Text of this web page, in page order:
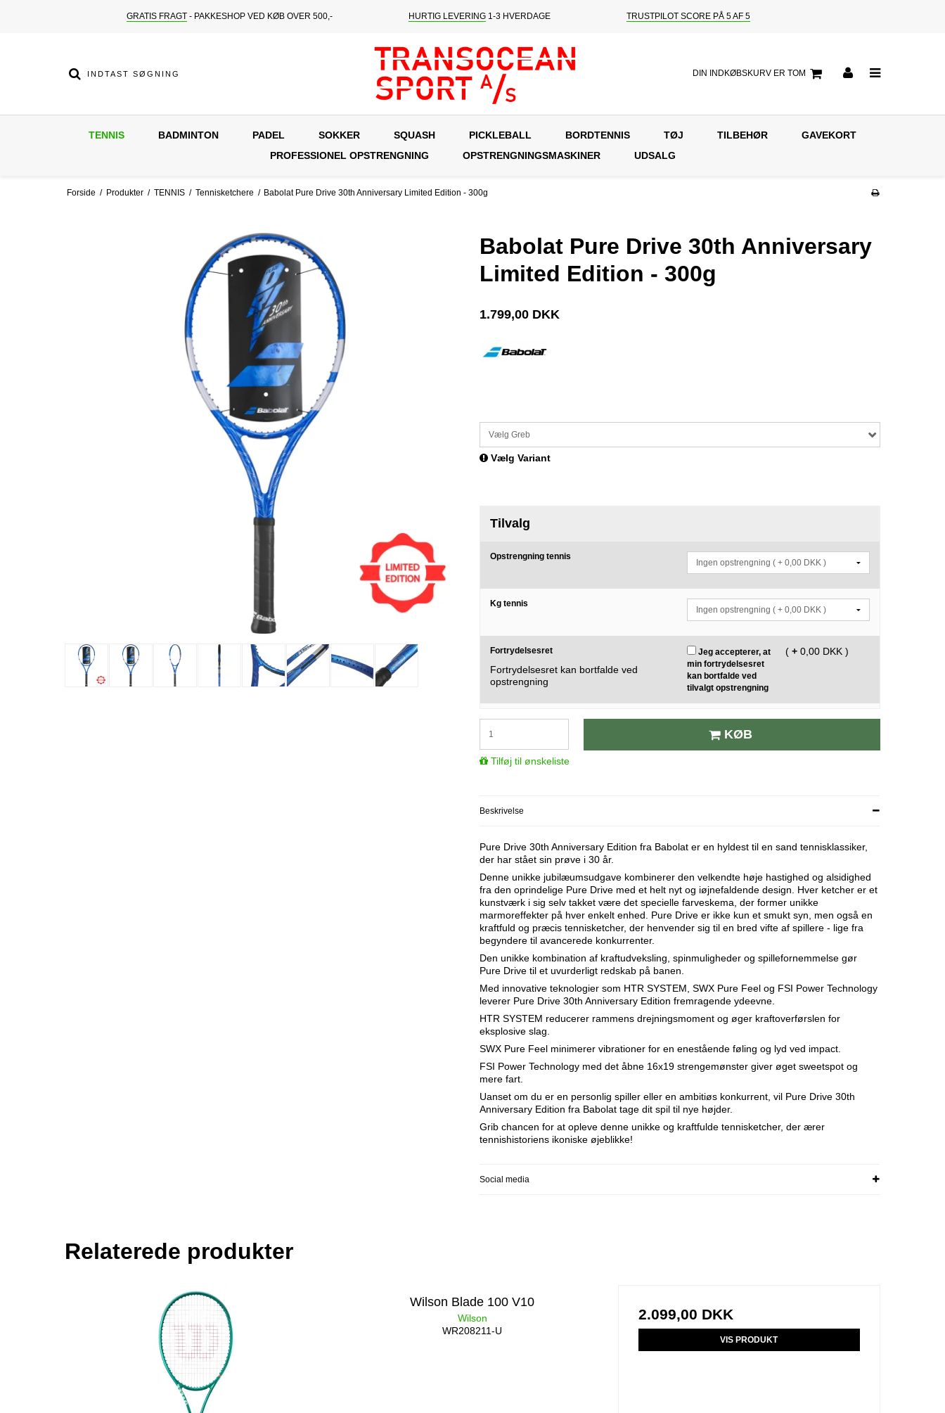
GRATIS FRAGT- PAKKESHOP VED KØB OVER 500,- HURTIG LEVERING1-3 HVERDAGE TRUSTPILOT SCORE PÅ 5 AF 5
DIN INDKØBSKURV ER TOM
TENNIS BADMINTON PADEL SOKKER SQUASH PICKLEBALL BORDTENNIS TØJ TILBEHØR
GAVEKORT
PROFESSIONEL OPSTRENGNING
OPSTRENGNINGSMASKINER UDSALG
Forside / Produkter / TENNIS / Tennisketchere / Babolat Pure Drive 30th Anniversary Limited Edition - 300g
Babolat Pure Drive 30th Anniversary
Limited Edition - 300g
1.799,00 DKK
Vælg Greb
Vælg Variant
Tilvalg
Opstrengning tennis
Kg tennis
Fortrydelsesret
Fortrydelsesret kan bortfalde ved
opstrengning
min fortrydelsesret
kan bortfalde ved
tilvalgt opstrengning
( + 0,00 DKK )
KØB
Tilføj til ønskeliste
Beskrivelse
Pure Drive 30th Anniversary Edition fra Babolat er en hyldest til en sand tennisklassiker,
der har stået sin prøve i 30 år.
Denne unikke jubilæumsudgave kombinerer den velkendte høje hastighed og alsidighed
fra den oprindelige Pure Drive med et helt nyt og iøjnefaldende design. Hver ketcher er et
kunstværk i sig selv takket være det specielle farveskema, der former unikke
marmoreffekter på hver enkelt enhed. Pure Drive er ikke kun et smukt syn, men også en
kraftfuld og præcis tennisketcher, der henvender sig til en bred vifte af spillere - lige fra
begyndere til avancerede konkurrenter.
Den unikke kombination af kraftudveksling, spinmuligheder og spillefornemmelse gør
Pure Drive til et uvurderligt redskab på banen.
Med innovative teknologier som HTR SYSTEM, SWX Pure Feel og FSI Power Technology
leverer Pure Drive 30th Anniversary Edition fremragende ydeevne.
HTR SYSTEM reducerer rammens drejningsmoment og øger kraftoverførslen for
eksplosive slag.
SWX Pure Feel minimerer vibrationer for en enestående føling og lyd ved impact.
FSI Power Technology med det åbne 16x19 strengemønster giver øget sweetspot og
mere fart.
Uanset om du er en personlig spiller eller en ambitiøs konkurrent, vil Pure Drive 30th
Anniversary Edition fra Babolat tage dit spil til nye højder.
Grib chancen for at opleve denne unikke og kraftfulde tennisketcher, der ærer
tennishistoriens ikoniske øjeblikke!
Social media
Relaterede produkter
Wilson Blade 100 V10
Wilson
WR208211-U
2.099,00 DKK
VIS PRODUKT